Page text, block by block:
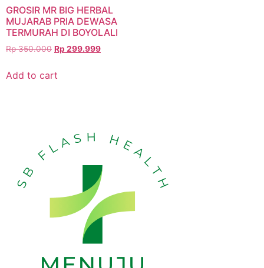
GROSIR MR BIG HERBAL
MUJARAB PRIA DEWASA
TERMURAH DI BOYOLALI
Rp350.000 Rp 299.999
Add to cart